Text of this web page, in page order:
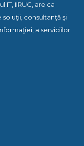
IIRUC, are ca
consultanţă şi
a serviciilor